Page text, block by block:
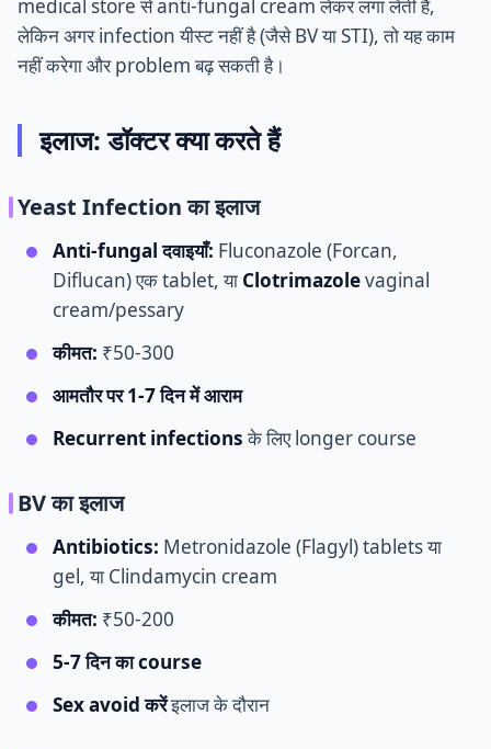
medical store से anti-fungal cream लेकर लगा लेती हैं,
लेकिन अगर infection यीस्ट नहीं है (जैसे BV या STI), तो यह काम
नहीं करेगा और problem बढ़ सकती है।
इलाज: डॉक्टर क्या करते हैं
Yeast Infection का इलाज
Anti-fungal दवाइयाँ: Fluconazole (Forcan,
Diflucan) एक tablet, या Clotrimazolevaginal
cream/pessary
कीमत: ₹50-300
आमतौर पर 1-7 दिन में आराम
Recurrent infectionsके लिए longer course
BV का इलाज
Antibiotics: Metronidazole (Flagyl) tablets या
gel, या Clindamycin cream
कीमत: ₹50-200
5-7 दिन का course
Sex avoid करेंइलाज के दौरान